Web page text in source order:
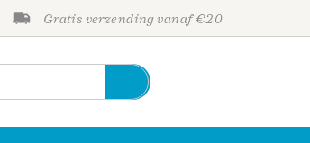
Gratis verzending vanaf €20